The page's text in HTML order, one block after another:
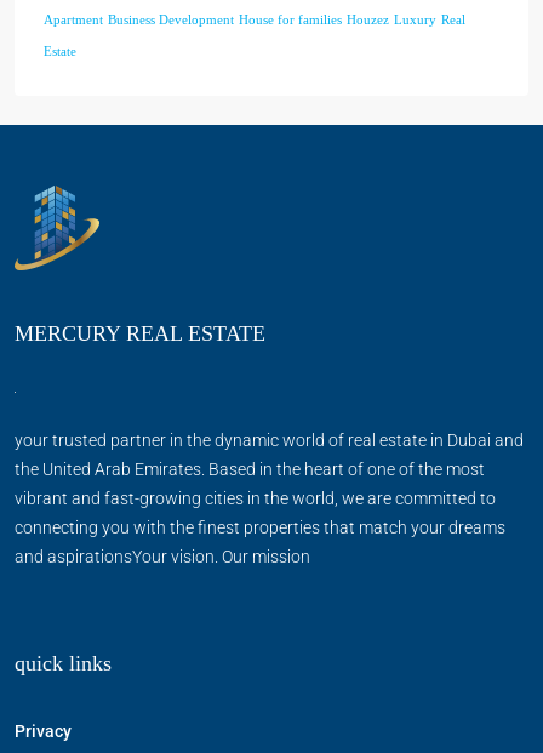
Apartment Business Development House for families Houzez Luxury Real
Estate
MERCURY REAL ESTATE
your trusted partner in the dynamic world of real estate in Dubai and
the United Arab Emirates. Based in the heart of one of the most
vibrant and fast-growing cities in the world, we are committed to
connecting you with the finest properties that match your dreams
and aspirationsYour vision. Our mission
quick links
Privacy